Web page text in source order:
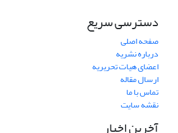
دسترسی سریع
صفحه اصلی
درباره نشریه
اعضای هیات تحریریه
ارسال مقاله
تماس با ما
نقشه سایت
آخرین اخبار